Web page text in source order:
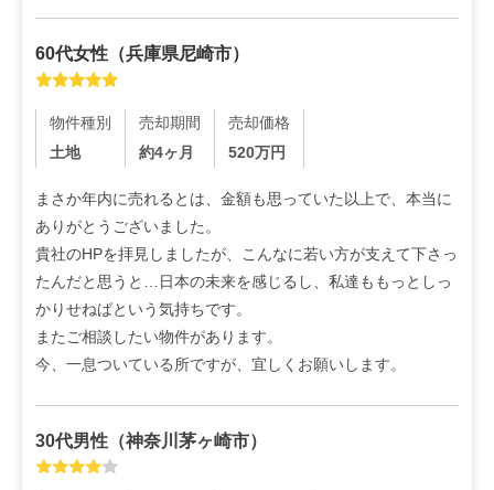
60代女性 （兵庫県尼崎市）
物件種別
土地
売却期間
約4ヶ月
売却価格
520万円
まさか年内に売れるとは、金額も思っていた以上で、本当に
ありがとうございました。
貴社のHPを拝見しましたが、こんなに若い方が支えて下さっ
たんだと思うと…日本の未来を感じるし、私達ももっとしっ
かりせねばという気持ちです。
またご相談したい物件があります。
今、一息ついている所ですが、宜しくお願いします。
30代男性 （神奈川茅ヶ崎市）